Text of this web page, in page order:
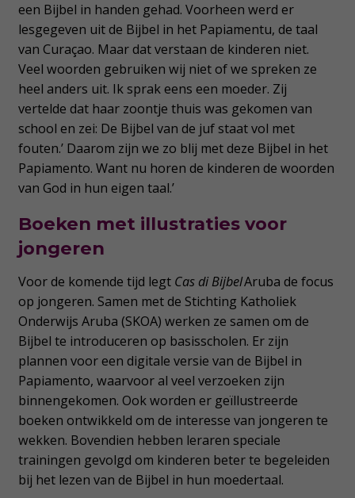
een Bijbel in handen gehad. Voorheen werd er
lesgegeven uit de Bijbel in het Papiamentu, de taal
van Curaçao. Maar dat verstaan de kinderen niet.
Veel woorden gebruiken wij niet of we spreken ze
heel anders uit. Ik sprak eens een moeder. Zij
vertelde dat haar zoontje thuis was gekomen van
school en zei: De Bijbel van de juf staat vol met
fouten.’ Daarom zijn we zo blij met deze Bijbel in het
Papiamento. Want nu horen de kinderen de woorden
van God in hun eigen taal.’
Boeken met illustraties voor
jongeren
Voor de komende tijd legt Cas di BijbelAruba de focus
op jongeren. Samen met de Stichting Katholiek
Onderwijs Aruba (SKOA) werken ze samen om de
Bijbel te introduceren op basisscholen. Er zijn
plannen voor een digitale versie van de Bijbel in
Papiamento, waarvoor al veel verzoeken zijn
binnengekomen. Ook worden er geïllustreerde
boeken ontwikkeld om de interesse van jongeren te
wekken. Bovendien hebben leraren speciale
trainingen gevolgd om kinderen beter te begeleiden
bij het lezen van de Bijbel in hun moedertaal.